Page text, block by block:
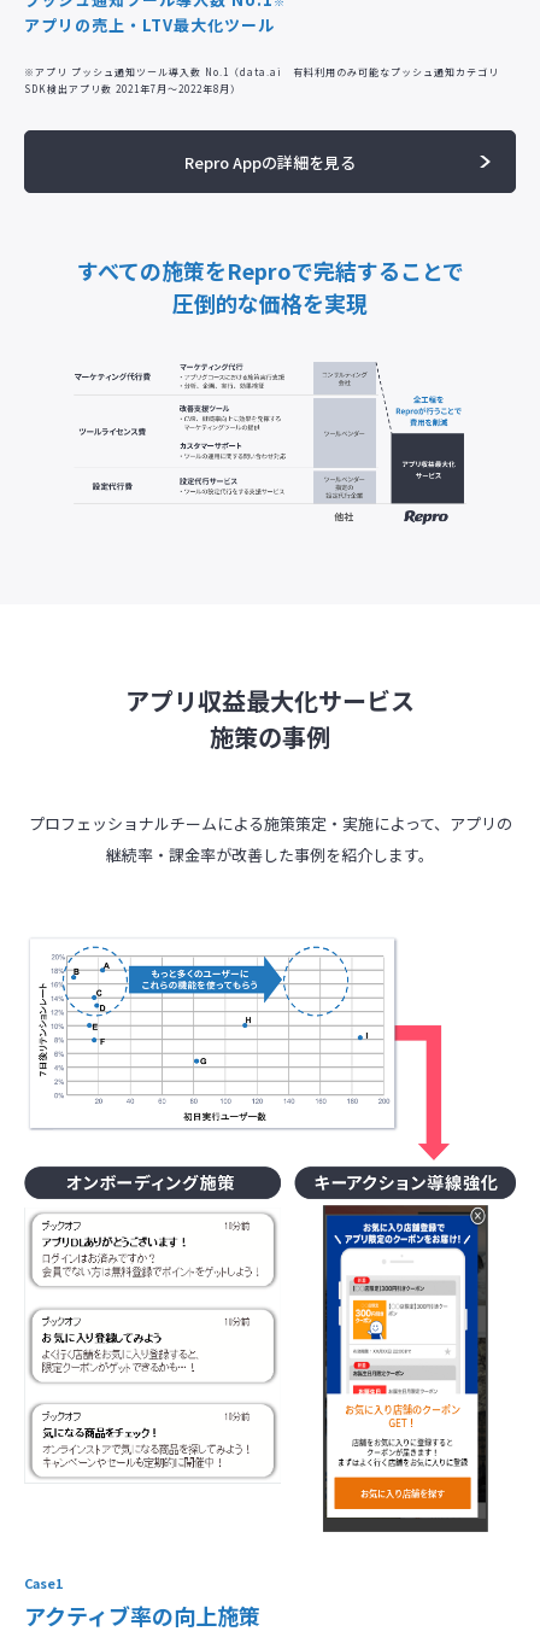
アプリの売上・LTV最大化ツール
※アプリ プッシュ通知ツール導入数 No.1（data.ai 有料利用のみ可能なプッシュ通知カテゴリ
SDK検出アプリ数 2021年7月〜2022年8月）
Repro Appの詳細を見る
すべての施策をReproで完結することで
圧倒的な価格を実現
アプリ収益最大化サービス
施策の事例
プロフェッショナルチームによる施策策定・実施によって、アプリの
継続率・課金率が改善した事例を紹介します。
Case1
アクティブ率の向上施策